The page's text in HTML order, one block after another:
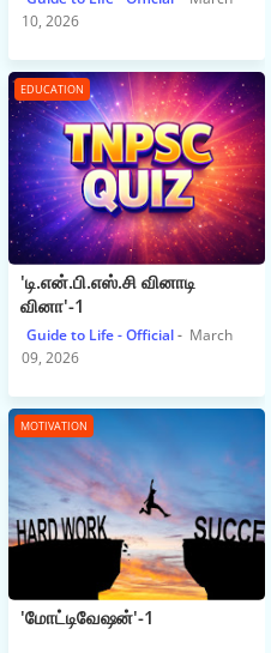
10, 2026
EDUCATION
'டி.என்.பி.எஸ்.சி வினாடி
வினா'-1
Guide to Life - Official
March
09, 2026
MOTIVATION
'மோட்டிவேஷன்'-1